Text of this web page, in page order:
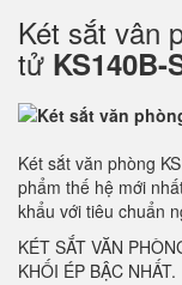
Két sắt vân
tử KS140B-
Két sắt văn phòng
phẩm thế hệ mới
khẩu với tiêu chuẩn
KÉT SẮT VĂN
KHỐI ÉP BẬC NHẤT.